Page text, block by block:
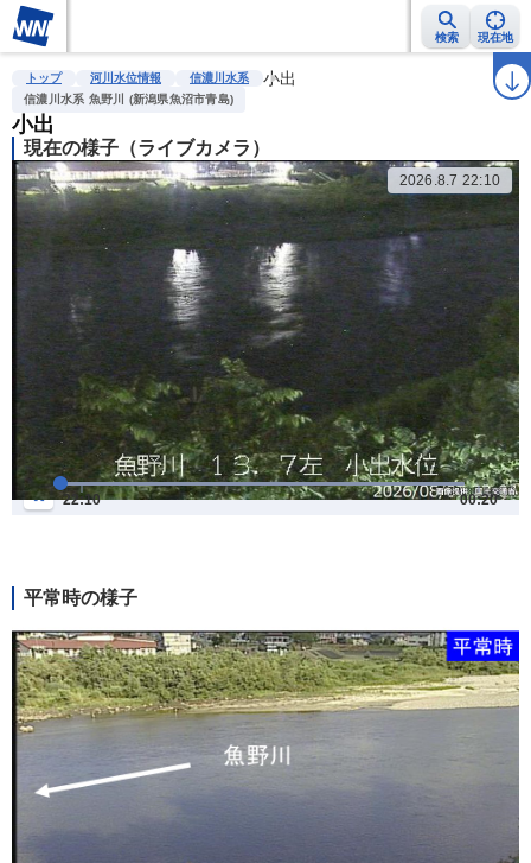
検索 現在地
雨雲レーダー 台風情報 地震情報 ラ
トップ 河川水位情報 信濃川水系 小出
信濃川水系 魚野川 (新潟県魚沼市青島)
小出
現在の様子（ライブカメラ）
2026.8.7 22:10
07日 (金) 22:10
22:10
00:20
平常時の様子